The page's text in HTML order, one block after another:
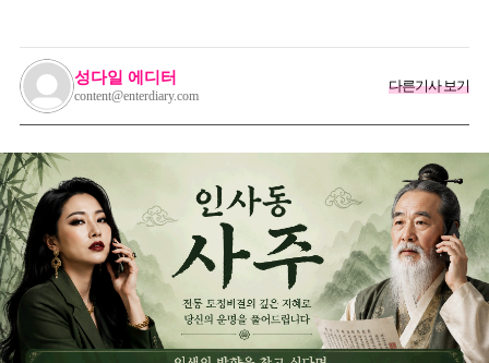
성다일 에디터
content@enterdiary.com
다른기사 보기